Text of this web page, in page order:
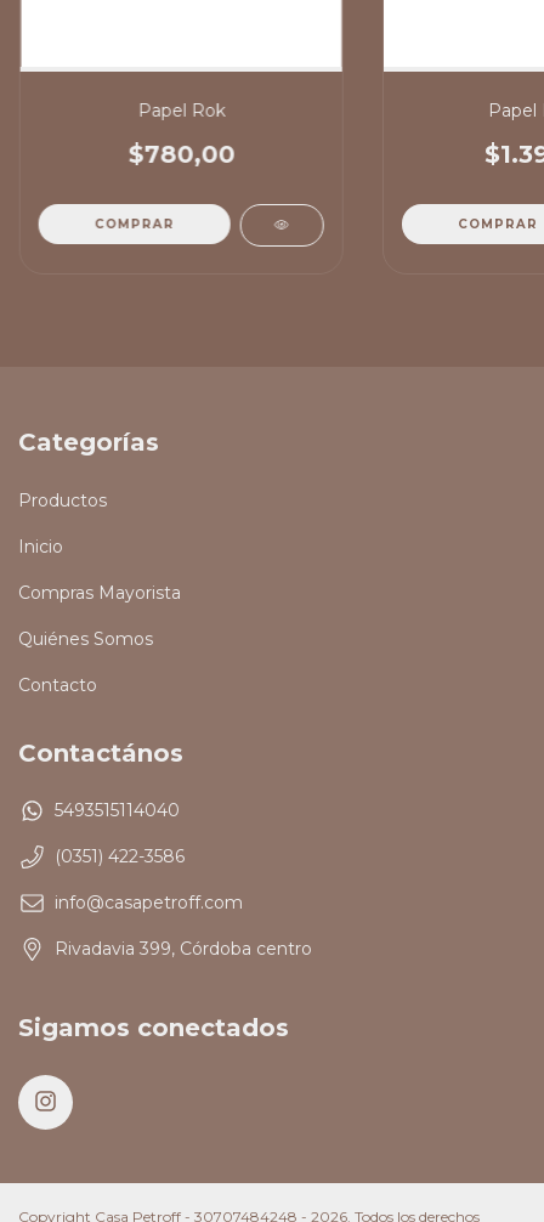
Papel Rok
$780,00
COMPRAR
Papel
COMPRAR
Categorías
Productos
Inicio
Compras Mayorista
Quiénes Somos
Contacto
Contactános
5493515114040
(0351) 422-3586
info@casapetroff.com
Rivadavia 399, Córdoba centro
Sigamos conectados
Copyright Casa Petroff - 30707484248 - 2026. Todos los derechos